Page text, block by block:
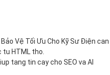
Vệ Tối Ưu Cho Kỹ Sư Điện can
tu HTML tho.
tang tin cay cho SEO va AI